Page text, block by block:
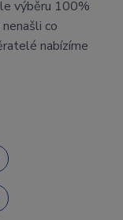
výběru 100%
co
nabízíme